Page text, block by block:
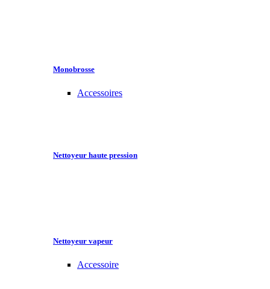
Monobrosse
Accessoires
Nettoyeur haute pression
Nettoyeur vapeur
Accessoire